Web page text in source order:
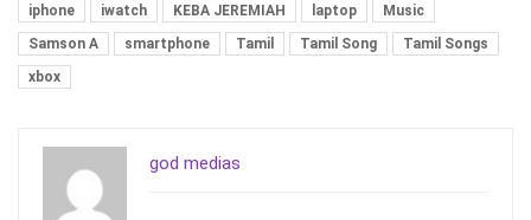
iphone
iwatch KEBA JEREMIAH laptop
Music
Samson A
smartphone Tamil Tamil Song
Tamil Songs
xbox
god medias